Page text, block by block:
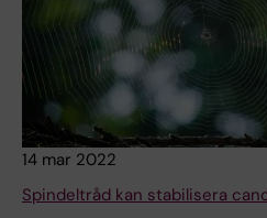
14 mar 2022
Spindeltråd kan stabilisera